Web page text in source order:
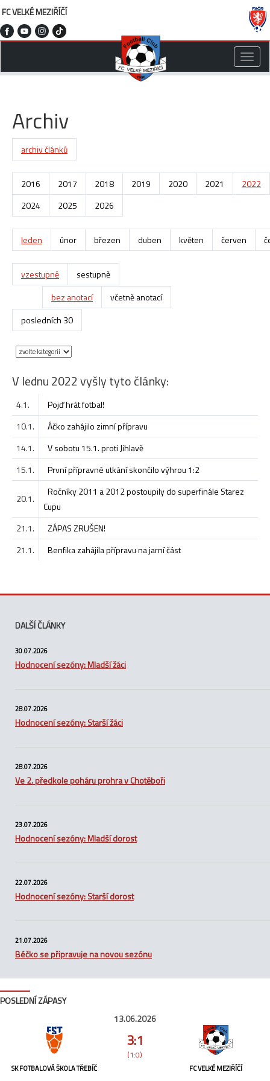
FC VELKÉ MEZIŘÍČÍ
Toggle
Archiv
archiv článků
2016 2017 2018 2019 2020 2021
2022
2024
2025 2026
leden únor březen duben květen červen
vzestupně
sestupně
bez anotací
včetně anotací
posledních 30
V lednu 2022 vyšly tyto články:
4.1.
Pojď hrát fotbal!
10.1.
Áčko zahájilo zimní přípravu
14.1.
V sobotu 15.1. proti Jihlavě
15.1.
První přípravné utkání skončilo výhrou 1:2
20.1.
Ročníky 2011 a 2012 postoupily do superfinále Starez
Cupu
21.1.
ZÁPAS ZRUŠEN!
21.1.
Benfika zahájila přípravu na jarní část
DALŠÍ ČLÁNKY
30.07.2026
Hodnocení sezóny: Mladší žáci
28.07.2026
Hodnocení sezóny: Starší žáci
28.07.2026
Ve 2. předkole poháru prohra v Chotěboři
23.07.2026
Hodnocení sezóny: Mladší dorost
22.07.2026
Hodnocení sezóny: Starší dorost
21.07.2026
Béčko se připravuje na novou sezónu
POSLEDNÍ ZÁPASY
SK FOTBALOVÁ ŠKOLA TŘEBÍČ
13.06.2026
3:1
(1:0)
FC VELKÉ MEZIŘÍČÍ